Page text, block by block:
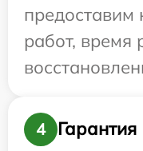
предоставим
работ, время
4 Гарантия